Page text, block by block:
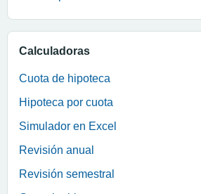
Calculadoras
Cuota de hipoteca
Hipoteca por cuota
Simulador en Excel
Revisión anual
Revisión semestral